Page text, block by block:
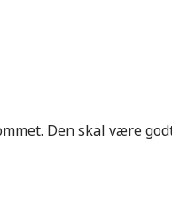
Den skal være